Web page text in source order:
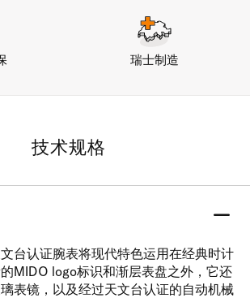
瑞士制造
技术规格
台认证腕表将现代特色运用在经典时计
MIDO logo标识和渐层表盘之外，它还
表镜，以及经过天文台认证的自动机械